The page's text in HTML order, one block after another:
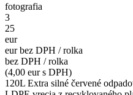
fotografia
3
25
eur
eur bez DPH / rolka
bez DPH / rolka
(4,00 eur s DPH)
120L Extra silné červené